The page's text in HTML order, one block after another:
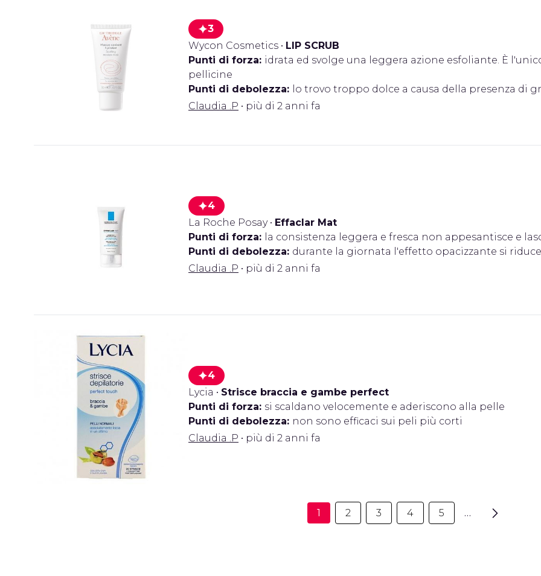
3
Wycon Cosmetics • LIP SCRUB
Punti di forza: idrata ed svolge una leggera azione esfoliante. È
pellicine
Punti di debolezza: lo trovo troppo dolce a causa della presenza di
Claudia .P • più di 2 anni fa
4
La Roche Posay • Effaclar Mat
Punti di forza: la consistenza leggera e fresca non appesantisce e
Punti di debolezza: durante la giornata l'effetto opacizzante si riduce
Claudia .P • più di 2 anni fa
4
Lycia • Strisce braccia e gambe perfect
Punti di forza: si scaldano velocemente e aderiscono alla pelle
Punti di debolezza: non sono efficaci sui peli più corti
Claudia .P • più di 2 anni fa
1 2 3 4 5 …